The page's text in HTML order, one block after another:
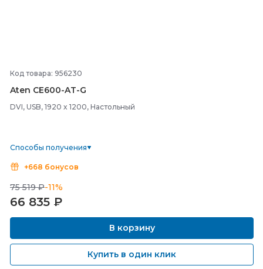
Код товара: 956230
Aten CE600-AT-G
DVI, USB, 1920 x 1200, Настольный
Способы получения
+668 бонусов
75 519 ₽-11%
66 835 ₽
В корзину
Купить в один клик